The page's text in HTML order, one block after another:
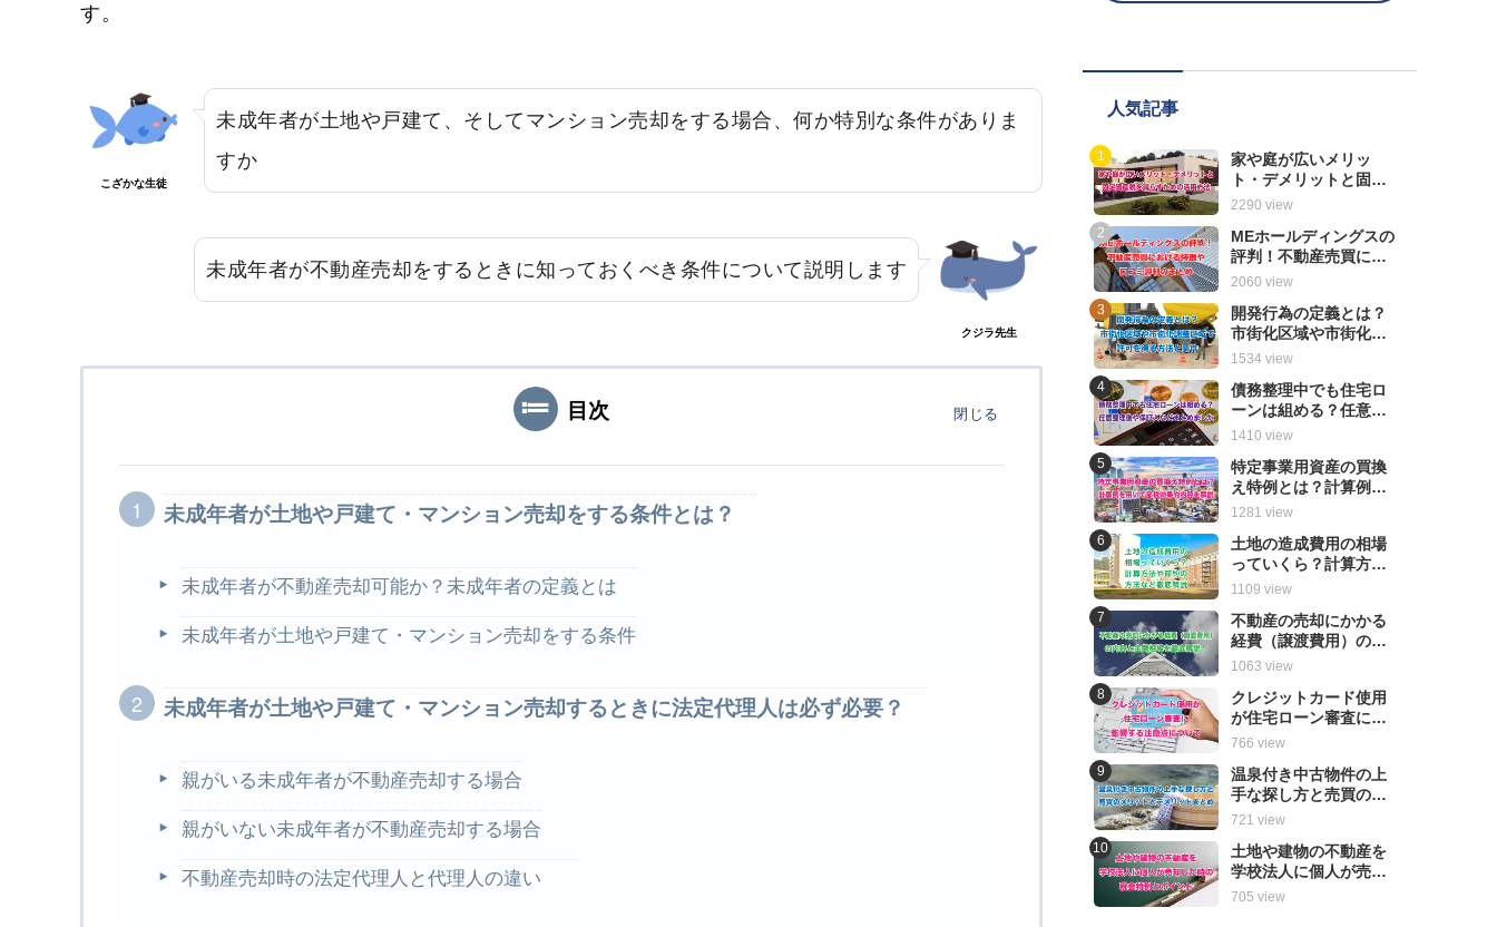
す。
こざかな生徒
未成年者が土地や戸建て、そしてマンション売却をする場合、何か特別な条件がありま
すか
未成年者が不動産売却をするときに知っておくべき条件について説明します
クジラ先生
目次 閉じる
未成年者が土地や戸建て・マンション売却をする条件とは？
未成年者が不動産売却可能か？未成年者の定義とは
未成年者が土地や戸建て・マンション売却をする条件
未成年者が土地や戸建て・マンション売却するときに法定代理人は必ず必要？
親がいる未成年者が不動産売却する場合
親がいない未成年者が不動産売却する場合
不動産売却時の法定代理人と代理人の違い
人気記事
家や庭が広いメリッ
ト・デメリットと固定
資産税を減らすための
2290 view
MEホールディングスの
評判！不動産売買にお
ける特徴や口コミ評判
2060 view
開発行為の定義とは？
市街化区域や市街化調
整区域で許可を得る方
1534 view
債務整理中でも住宅ロ
ーンは組める？任意整
理後や保証人などまと
1410 view
特定事業用資産の買換
え特例とは？計算例を
用いて節税効果や内容
1281 view
土地の造成費用の相場
っていくら？計算方法
や節約の方法など徹底
1109 view
不動産の売却にかかる
経費（譲渡費用）の内
容と金額相場を徹底解
1063 view
クレジットカード使用
が住宅ローン審査に影
響する注意点について
766 view
温泉付き中古物件の上
手な探し方と売買のメ
リットとデメリットま
721 view
土地や建物の不動産を
学校法人に個人が売却
した時の税金特例とポ
705 view